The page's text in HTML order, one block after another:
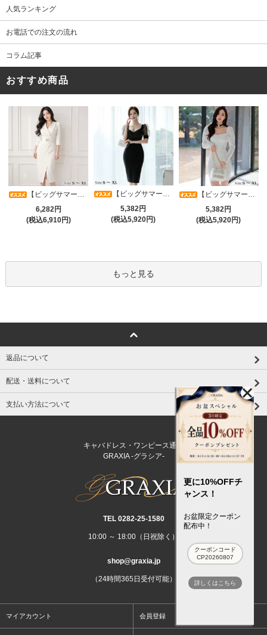
人気ランキング
お電話での注文の流れ
コラム記事
おすすめ商品
【ビッグサマーセール対象品】アシメカシュクール7分袖ワンピース(キャバドレス・CABARETDRESS)
6,282円
(税込6,910円)
【ビッグサマーセール対象品】光沢シアースリーブが軽やかなカシュクールVネックドレープミディドレス(キャバドレス・CABARETDRESS)
5,382円
(税込5,920円)
【ビッグサマーセール対象品】ラグジュアリーオーナメントレースパフスリーブワンピース(キャバドレス・CABARETDRESS)
5,382円
(税込5,920円)
もっと見る
返品について
配送・送料について
支払い方法について
キャバドレス・ワンピース通販
GRAXIA -グラシア-
TEL 0282‐25‐1580
10:00 ～ 18:00（日祝除く）
shop@graxia.jp
（24時間365日受付可能）
マイアカウント 会員登録
更に10%OFFチ
ャンス！
お盆限定クーポン
配布中！
クーポンコード
CP20260807
詳しくはこちら